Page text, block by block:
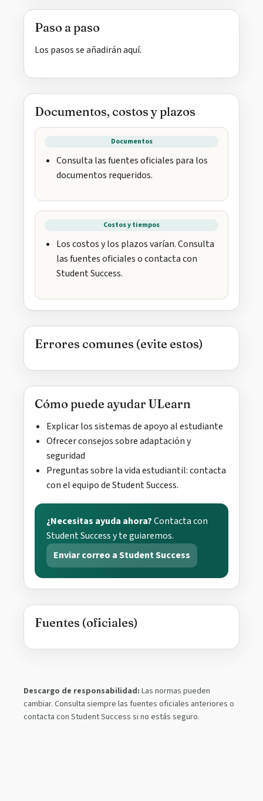
Paso a paso
Los pasos se añadirán aquí.
Documentos, costos y plazos
Documentos
Consulta las fuentes oficiales para los
documentos requeridos.
Costos y tiempos
Los costos y los plazos varían. Consulta
las fuentes oficiales o contacta con
Student Success.
Errores comunes (evite estos)
Cómo puede ayudar ULearn
Explicar los sistemas de apoyo al estudiante
Ofrecer consejos sobre adaptación y
seguridad
Preguntas sobre la vida estudiantil: contacta
con el equipo de Student Success.
¿Necesitas ayuda ahora?Contacta con
Student Success y te guiaremos.
Enviar correo a Student Success
Fuentes (oficiales)
Descargo de responsabilidad: Las normas pueden
cambiar. Consulta siempre las fuentes oficiales anteriores o
contacta con Student Success si no estás seguro.